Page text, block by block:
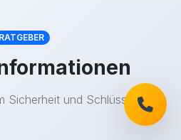
RATGEBER
Sicherheit und Schlüsseldienst